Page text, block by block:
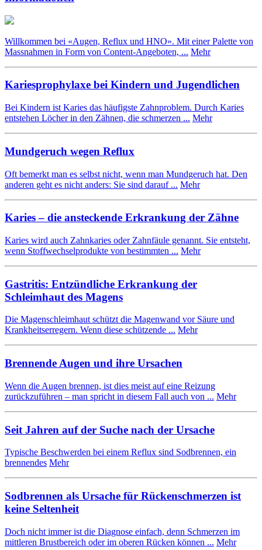
Willkommen bei «Augen, Reflux und HNO». Mit einer Palette von
Massnahmen in Form von Content-Angeboten, ... Mehr
Kariesprophylaxe bei Kindern und Jugendlichen
Bei Kindern ist Karies das häufigste Zahnproblem. Durch Karies
entstehen Löcher in den Zähnen, die schmerzen ... Mehr
Mundgeruch wegen Reflux
Oft bemerkt man es selbst nicht, wenn man Mundgeruch hat. Den
anderen geht es nicht anders: Sie sind darauf ... Mehr
Karies – die ansteckende Erkrankung der Zähne
Karies wird auch Zahnkaries oder Zahnfäule genannt. Sie entsteht,
wenn Stoffwechselprodukte von bestimmten ... Mehr
Gastritis: Entzündliche Erkrankung der
Schleimhaut des Magens
Die Magenschleimhaut schützt die Magenwand vor Säure und
Krankheitserregern. Wenn diese schützende ... Mehr
Brennende Augen und ihre Ursachen
Wenn die Augen brennen, ist dies meist auf eine Reizung
zurückzuführen – man spricht in diesem Fall auch von ... Mehr
Seit Jahren auf der Suche nach der Ursache
Typische Beschwerden bei einem Reflux sind Sodbrennen, ein
brennendes Mehr
Sodbrennen als Ursache für Rückenschmerzen ist
keine Seltenheit
Doch nicht immer ist die Diagnose einfach, denn Schmerzen im
mittleren Brustbereich oder im oberen Rücken können ... Mehr